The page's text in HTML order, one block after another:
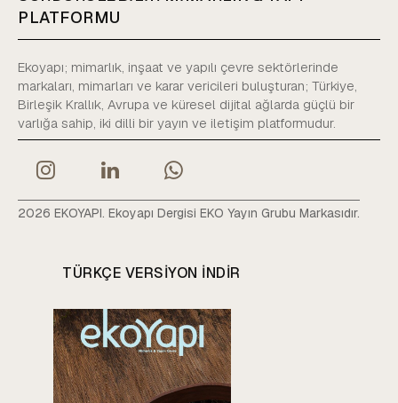
PLATFORMU
Ekoyapı; mimarlık, inşaat ve yapılı çevre sektörlerinde
markaları, mimarları ve karar vericileri buluşturan; Türkiye,
Birleşik Krallık, Avrupa ve küresel dijital ağlarda güçlü bir
varlığa sahip, iki dilli bir yayın ve iletişim platformudur.
2026 EKOYAPI. Ekoyapı Dergisi EKO Yayın Grubu Markasıdır.
TÜRKÇE VERSIYON INDIR